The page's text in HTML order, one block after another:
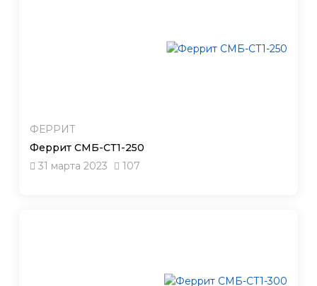
ФЕРРИТ
Феррит СМБ-СТ1-250
31 марта 2023
107